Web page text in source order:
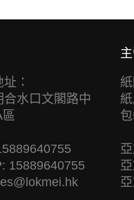
：
合水口文閣路中
15889640755